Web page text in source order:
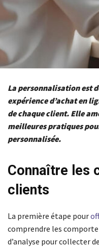
La personnalisation est
expérience d’achat en
de chaque client. Elle
meilleures pratiques
personnalisée.
Connaître les
clients
La première étape pour
comprendre les
d’analyse pour collecter